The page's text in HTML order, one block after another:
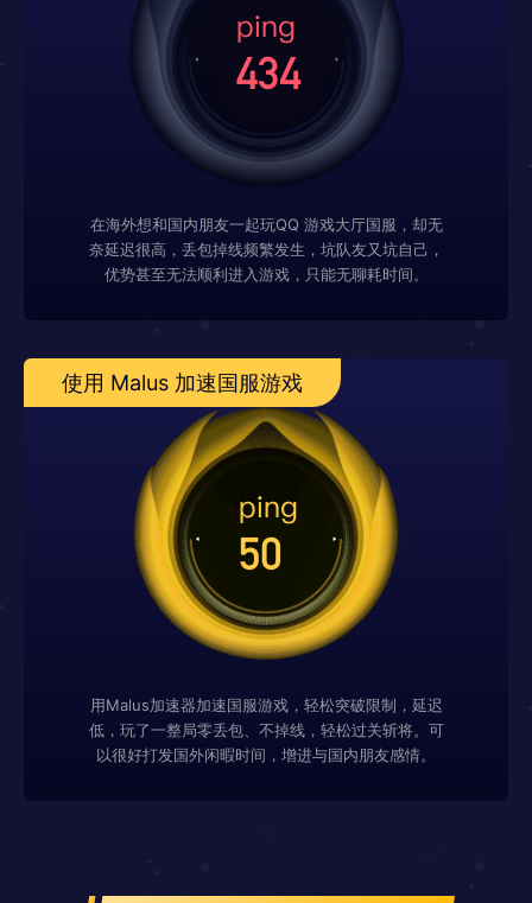
在海外想和国内朋友一起玩QQ 游戏大厅国服，却无
奈延迟很高，丢包掉线频繁发生，坑队友又坑自己，
优势甚至无法顺利进入游戏，只能无聊耗时间。
使用 Malus 加速国服游戏
用Malus加速器加速国服游戏，轻松突破限制，延迟
低，玩了一整局零丢包、不掉线，轻松过关斩将。可
以很好打发国外闲暇时间，增进与国内朋友感情。